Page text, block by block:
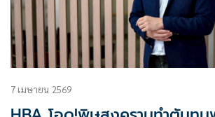
7 เมษายน 2569